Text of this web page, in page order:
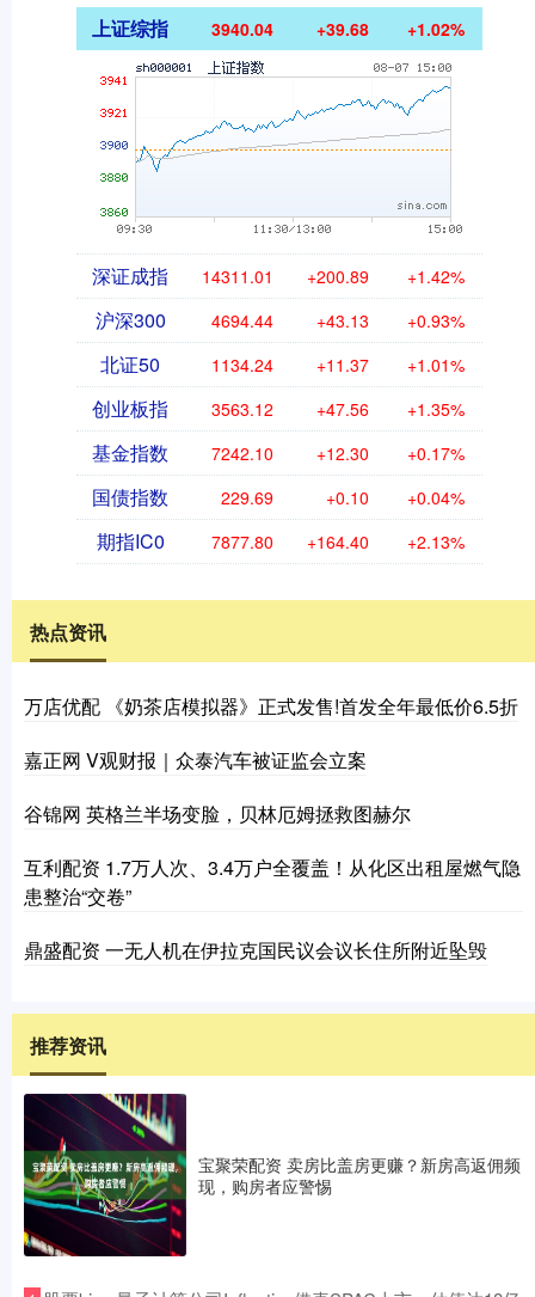
上证综指 3940.04 +39.68 +1.02%
深证成指 14311.01 +200.89 +1.42%
沪深300 4694.44 +43.13 +0.93%
北证50 1134.24 +11.37 +1.01%
创业板指 3563.12 +47.56 +1.35%
基金指数 7242.10 +12.30 +0.17%
国债指数 229.69 +0.10 +0.04%
期指IC0 7877.80 +164.40 +2.13%
热点资讯
万店优配 《奶茶店模拟器》正式发售!首发全年最低价6.5折
嘉正网 V观财报｜众泰汽车被证监会立案
谷锦网 英格兰半场变脸，贝林厄姆拯救图赫尔
互利配资 1.7万人次、3.4万户全覆盖！从化区出租屋燃气隐
患整治“交卷”
鼎盛配资 一无人机在伊拉克国民议会议长住所附近坠毁
推荐资讯
宝聚荣配资 卖房比盖房更赚？新房高返佣频
现，购房者应警惕